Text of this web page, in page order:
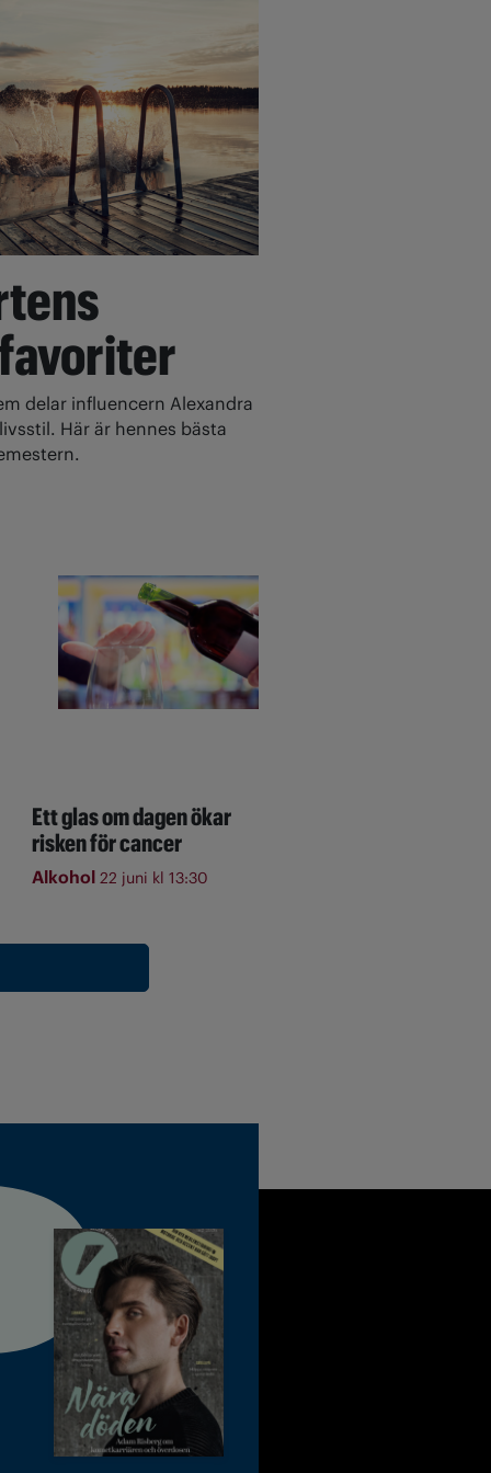
delar influencern Alexandra
Här är hennes bästa
Ett glas om dagen ökar
risken för cancer
Alkohol 22 juni kl 13:30